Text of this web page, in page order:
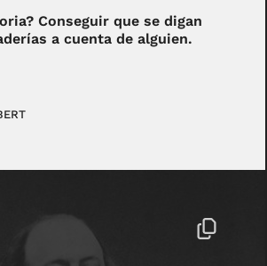
Conseguir que se digan
a cuenta de alguien.